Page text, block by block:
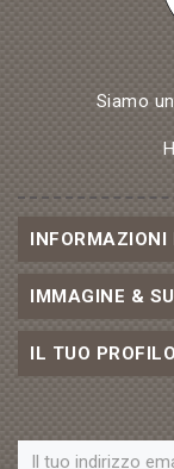
Siamo
INFORMAZIONI
IMMAGINE &
IL TUO PROFILO